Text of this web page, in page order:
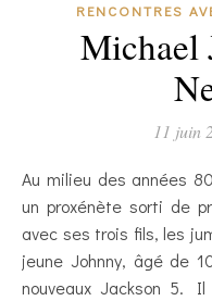
RENCONTRES
Michael
11 juin
Au milieu des années 80, à San Francisco, Ron Newt Sr,
un proxénète sorti de
avec ses trois fils, les
jeune Johnny, âgé de
nouveaux Jackson 5.